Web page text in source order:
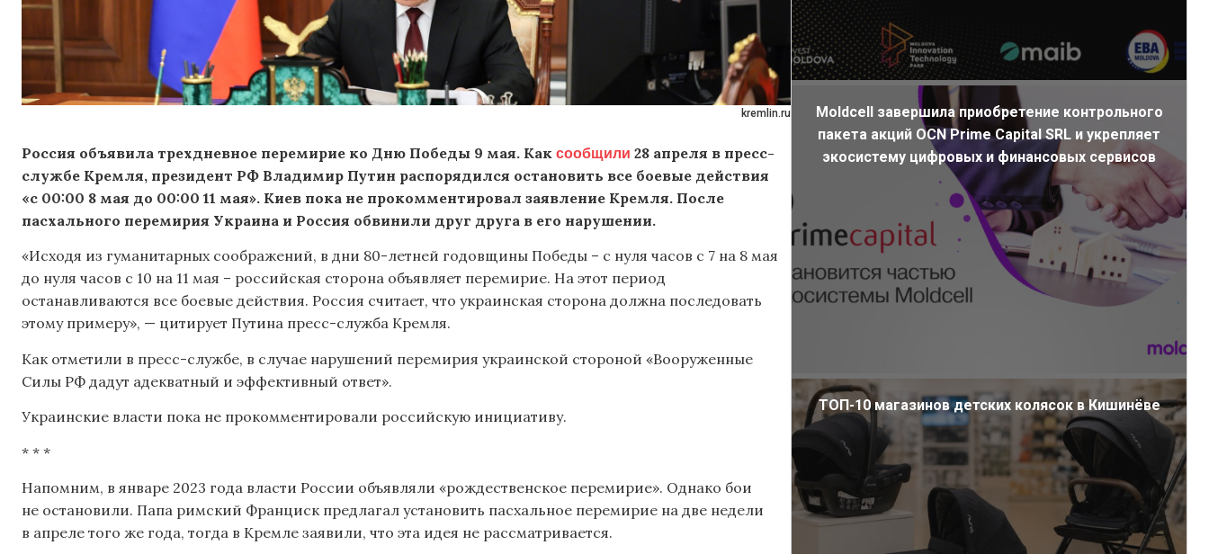
kremlin.ru
Россия объявила трехдневное перемирие ко Дню Победы 9 мая. Как сообщили 28 апреля в пресс-
службе Кремля, президент РФ Владимир Путин распорядился остановить все боевые действия
«с 00:00 8 мая до 00:00 11 мая». Киев пока не прокомментировал заявление Кремля. После
пасхального перемирия Украина и Россия обвинили друг друга в его нарушении.
«Исходя из гуманитарных соображений, в дни 80-летней годовщины Победы – с нуля часов с 7 на 8 мая
до нуля часов с 10 на 11 мая – российская сторона объявляет перемирие. На этот период
останавливаются все боевые действия. Россия считает, что украинская сторона должна последовать
этому примеру», — цитирует Путина пресс-служба Кремля.
Как отметили в пресс-службе, в случае нарушений перемирия украинской стороной «Вооруженные
Силы РФ дадут адекватный и эффективный ответ».
Украинские власти пока не прокомментировали российскую инициативу.
* * *
Напомним, в январе 2023 года власти России объявляли «рождественское перемирие». Однако бои
не остановили. Папа римский Франциск предлагал установить пасхальное перемирие на две недели
в апреле того же года, тогда в Кремле заявили, что эта идея не рассматривается.
Moldcell завершила приобретение контрольного
пакета акций OCN Prime Capital SRL и укрепляет
экосистему цифровых и финансовых сервисов
ТОП-10 магазинов детских колясок в Кишинёве